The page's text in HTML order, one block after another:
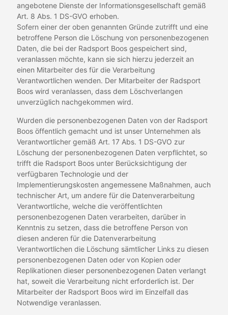
angebotene Dienste der Informationsgesellschaft gemäß
Art. 8 Abs. 1 DS-GVO erhoben.
Sofern einer der oben genannten Gründe zutrifft und eine
betroffene Person die Löschung von personenbezogenen
Daten, die bei der Radsport Boos gespeichert sind,
veranlassen möchte, kann sie sich hierzu jederzeit an
einen Mitarbeiter des für die Verarbeitung
Verantwortlichen wenden. Der Mitarbeiter der Radsport
Boos wird veranlassen, dass dem Löschverlangen
unverzüglich nachgekommen wird.
Wurden die personenbezogenen Daten von der Radsport
Boos öffentlich gemacht und ist unser Unternehmen als
Verantwortlicher gemäß Art. 17 Abs. 1 DS-GVO zur
Löschung der personenbezogenen Daten verpflichtet, so
trifft die Radsport Boos unter Berücksichtigung der
verfügbaren Technologie und der
Implementierungskosten angemessene Maßnahmen, auch
technischer Art, um andere für die Datenverarbeitung
Verantwortliche, welche die veröffentlichten
personenbezogenen Daten verarbeiten, darüber in
Kenntnis zu setzen, dass die betroffene Person von
diesen anderen für die Datenverarbeitung
Verantwortlichen die Löschung sämtlicher Links zu diesen
personenbezogenen Daten oder von Kopien oder
Replikationen dieser personenbezogenen Daten verlangt
hat, soweit die Verarbeitung nicht erforderlich ist. Der
Mitarbeiter der Radsport Boos wird im Einzelfall das
Notwendige veranlassen.